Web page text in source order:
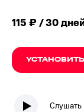
115 ₽ / 30
УСТАНОВИТЬ
Слушать